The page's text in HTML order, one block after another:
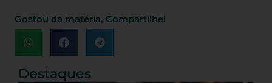
Gostou da matéria, Compartilhe!
Destaques